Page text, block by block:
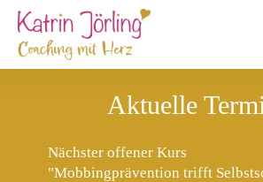
Aktuelle
Nächster offener Kurs
"Mobbingprävention trifft